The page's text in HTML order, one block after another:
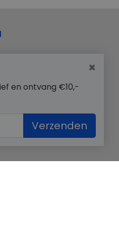
×
en ontvang €10,-
Verzenden